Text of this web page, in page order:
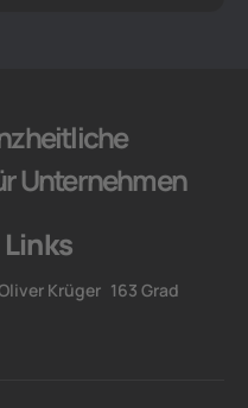
Unternehmen
Krüger 163 Grad